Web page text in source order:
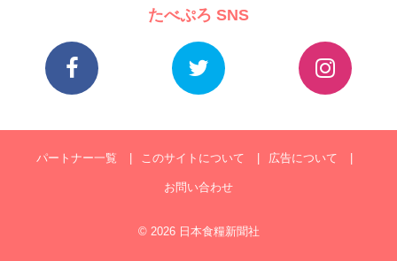
たべぷろ SNS
パートナー一覧 このサイトについて 広告について
お問い合わせ
© 2026 日本食糧新聞社